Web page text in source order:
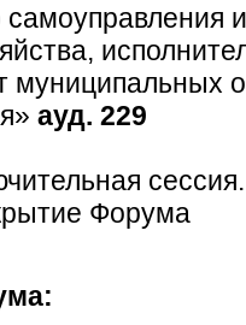
самоуправления
муниципальных
ауд. 229
Форума